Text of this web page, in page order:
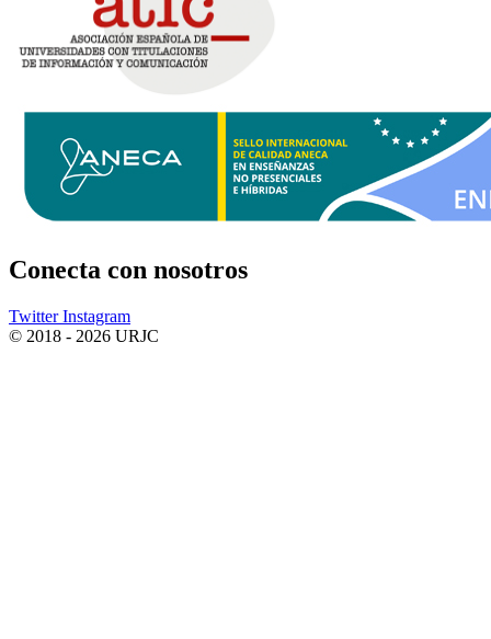
Conecta con nosotros
Twitter Instagram
© 2018 - 2026 URJC